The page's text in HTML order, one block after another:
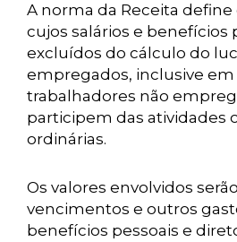
A norma da Receita
cujos salários e benefícios
excluídos do cálculo do
empregados, inclusive
trabalhadores não
participem das atividades
ordinárias.
Os valores envolvidos
vencimentos e outros
benefícios pessoais e